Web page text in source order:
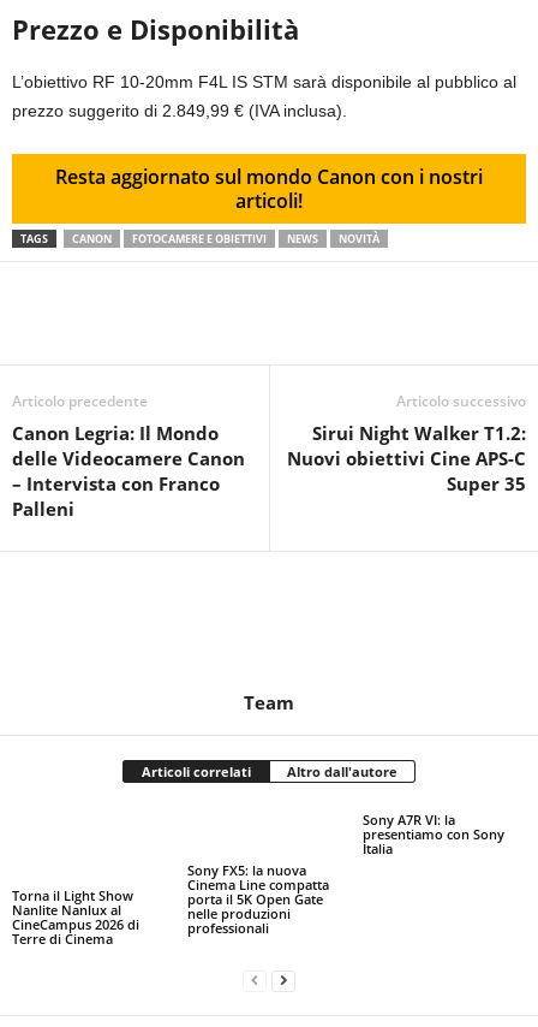
Prezzo e Disponibilità
L’obiettivo RF 10-20mm F4L IS STM sarà disponibile al pubblico al
prezzo suggerito di 2.849,99 € (IVA inclusa).
Resta aggiornato sul mondo Canon con i nostri
articoli!
TAGS CANON FOTOCAMERE E OBIETTIVI NEWS NOVITÀ
Articolo precedente
Canon Legria: Il Mondo
delle Videocamere Canon
– Intervista con Franco
Palleni
Articolo successivo
Sirui Night Walker T1.2:
Nuovi obiettivi Cine APS-C
Super 35
Team
Articoli correlati Altro dall'autore
Torna il Light Show
Nanlite Nanlux al
CineCampus 2026 di
Terre di Cinema
Sony FX5: la nuova
Cinema Line compatta
porta il 5K Open Gate
nelle produzioni
professionali
Sony A7R VI: la
presentiamo con Sony
Italia